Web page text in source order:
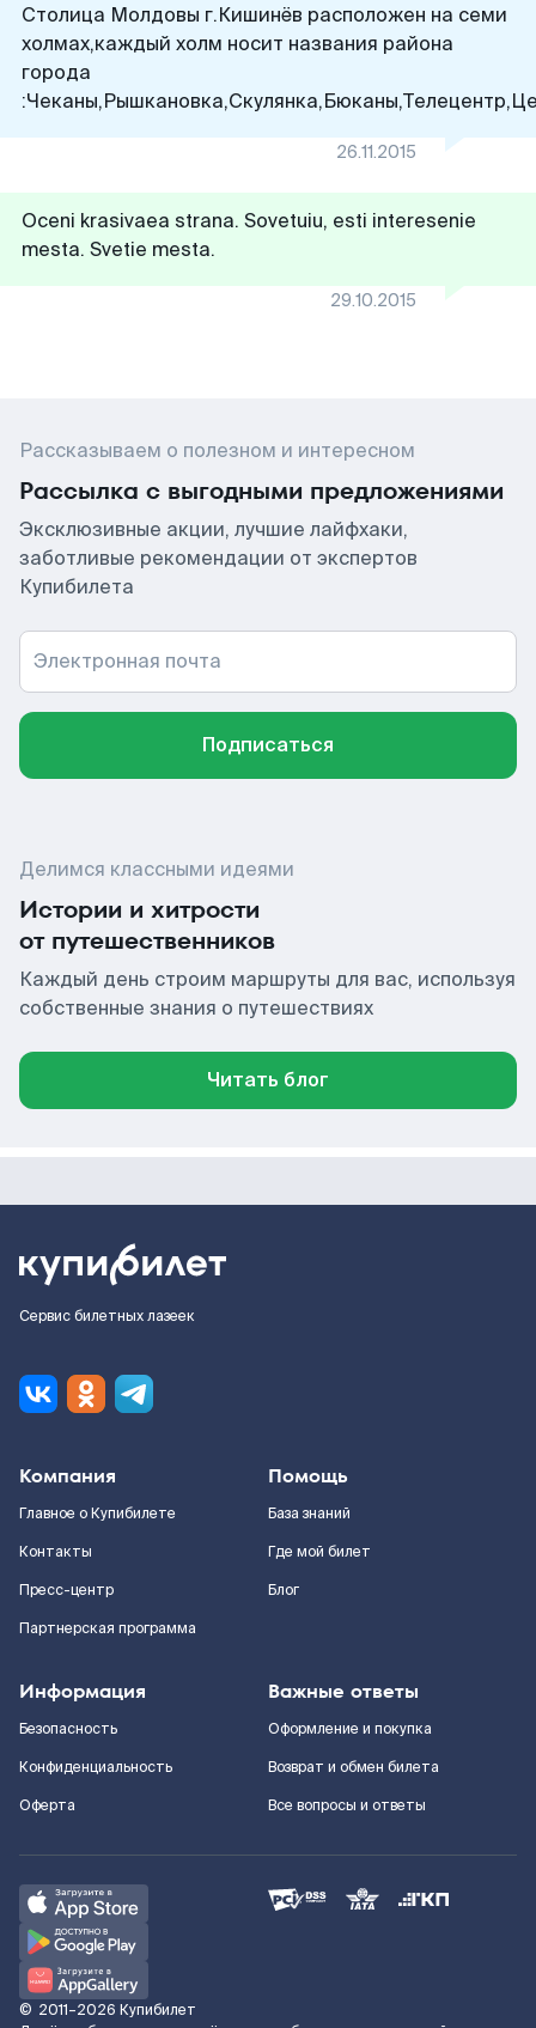
Столица Молдовы г.Кишинёв расположен на семи
холмах,каждый холм носит названия района
города
26.11.2015
Oceni krasivaea strana. Sovetuiu, esti interesenie
mesta. Svetie mesta.
29.10.2015
Рассказываем о полезном и интересном
Рассылка с выгодными предложениями
Эксклюзивные акции, лучшие лайфхаки,
заботливые рекомендации от экспертов
Купибилета
Электронная почта
Подписаться
Делимся классными идеями
Истории и хитрости
от путешественников
Каждый день строим маршруты для вас, используя
собственные знания о путешествиях
Читать блог
Сервис билетных лазеек
Компания
Главное о Купибилете
Контакты
Пресс-центр
Партнерская программа
Помощь
База знаний
Где мой билет
Блог
Информация
Безопасность
Конфиденциальность
Оферта
Важные ответы
Оформление и покупка
Возврат и обмен билета
Все вопросы и ответы
© 2011–2026 Купибилет